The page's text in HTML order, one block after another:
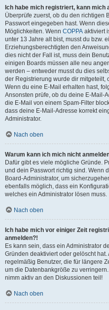
Ich habe mich registriert, kann mich
Überprüfe zuerst, ob du den richtigen
Passwort eingegeben hast. Wenn
Möglichkeiten. Wenn COPPA aktiviert
unter 13 Jahre alt bist, musst du bzw.
Erziehungsberechtigten den
dies nicht der Fall ist, muss dein
einigen Boards müssen alle neu
werden – entweder musst du dies
der Registrierung wurde dir mitgeteilt,
Wenn du eine E-Mail erhalten hast,
Ansonsten prüfe, ob du deine E-Mail-
die E-Mail von einem Spam-Filter
dass deine E-Mail-Adresse korrekt
Administrator.
Nach oben
Warum kann ich mich nicht
Dafür gibt es viele mögliche Gründe.
und dein Passwort richtig sind. Wenn
Board-Administrator, um
ebenfalls möglich, dass ein
welches ein Administrator lösen muss.
Nach oben
Ich habe mich vor einiger Zeit
anmelden?!
Es kann sein, dass ein Administrator
Gründen deaktiviert oder gelöscht
regelmäßig Benutzer, die für längere
um die Datenbankgröße zu
nimm aktiv an den Diskussionen teil!
Nach oben